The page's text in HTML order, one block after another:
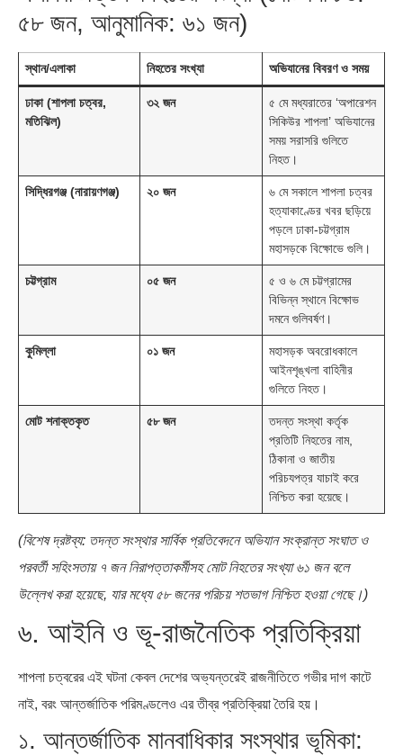
৫৮ জন, আনুমানিক: ৬১ জন)
স্থান/এলাকা নিহতের সংখ্যা অভিযানের বিবরণ ও সময়
ঢাকা (শাপলা চত্বর,
মতিঝিল)
৩২ জন
৫ মে মধ্যরাতের ‘অপারেশন
সিকিউর শাপলা’ অভিযানের
সময় সরাসরি গুলিতে
নিহত।
সিদ্ধিরগঞ্জ (নারায়ণগঞ্জ) ২০ জন
৬ মে সকালে শাপলা চত্বর
হত্যাকাণ্ডের খবর ছড়িয়ে
পড়লে ঢাকা-চট্টগ্রাম
মহাসড়কে বিক্ষোভে গুলি।
চট্টগ্রাম ০৫ জন
৫ ও ৬ মে চট্টগ্রামের
বিভিন্ন স্থানে বিক্ষোভ
দমনে গুলিবর্ষণ।
কুমিল্লা ০১ জন
মহাসড়ক অবরোধকালে
আইনশৃঙ্খলা বাহিনীর
গুলিতে নিহত।
মোট শনাক্তকৃত ৫৮ জন
তদন্ত সংস্থা কর্তৃক
প্রতিটি নিহতের নাম,
ঠিকানা ও জাতীয়
পরিচযপত্র যাচাই করে
নিশ্চিত করা হয়েছে।
(বিশেষ দ্রষ্টব্য: তদন্ত সংস্থার সার্বিক প্রতিবেদনে অভিযান সংক্রান্ত সংঘাত ও
পরবর্তী সহিংসতায় ৭ জন নিরাপত্তাকর্মীসহ মোট নিহতের সংখ্যা ৬১ জন বলে
উল্লেখ করা হয়েছে, যার মধ্যে ৫৮ জনের পরিচয় শতভাগ নিশ্চিত হওয়া গেছে।)
৬. আইনি ও ভূ-রাজনৈতিক প্রতিক্রিয়া
শাপলা চত্বরের এই ঘটনা কেবল দেশের অভ্যন্তরেই রাজনীতিতে গভীর দাগ কাটে
নাই, বরং আন্তর্জাতিক পরিমণ্ডলেও এর তীব্র প্রতিক্রিয়া তৈরি হয়।
১. আন্তর্জাতিক মানবাধিকার সংস্থার ভূমিকা: